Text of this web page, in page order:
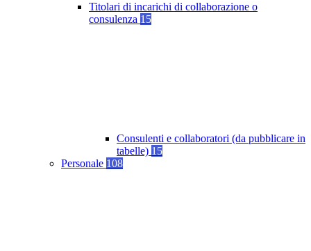
Titolari di incarichi di collaborazione o
consulenza 15
Consulenti e collaboratori (da pubblicare in
tabelle) 15
Personale 108